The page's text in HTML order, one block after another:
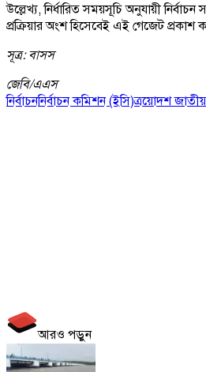
উল্লেখ্য, নির্ধারিত সময়সূচি অনুযায়ী
প্রক্রিয়ার অংশ হিসেবেই এই গেজেট প্রকাশ
সূত্র: বাসস
জেবি/এএস
নির্বাচননির্বাচন কমিশন (ইসি)ত্রয়োদশ জাতীয়
আরও পড়ুন